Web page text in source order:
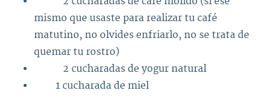
mismo que usaste para realizar tu café
matutino, no olvides enfriarlo, no se trata de
quemar tu rostro)
2 cucharadas de yogur natural
1 cucharada de miel